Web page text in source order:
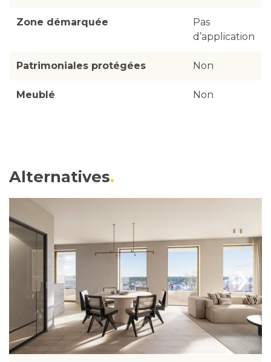
Zone démarquée
Pas
d’application
Patrimoniales protégées Non
Meublé Non
Alternatives
›